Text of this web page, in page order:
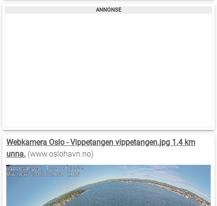
Webkamera Oslo - Vippetangen vippetangen.jpg 1.4 km
unna. (www.oslohavn.no)